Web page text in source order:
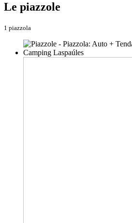
Le piazzole
1 piazzola